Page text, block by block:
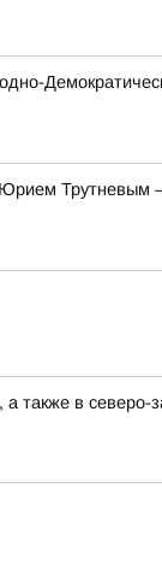
Трутневым
также в северо-